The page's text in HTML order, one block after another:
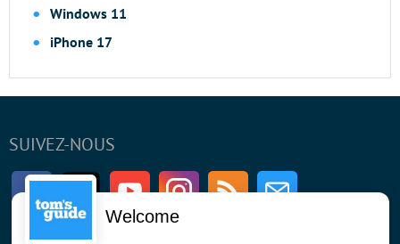
Windows 11
iPhone 17
SUIVEZ-NOUS
FacebookTwitter Youtube InstagramRSS Newsletter
Welcome